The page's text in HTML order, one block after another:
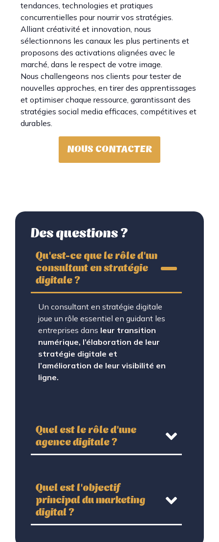
tendances, technologies et pratiques
concurrentielles pour nourrir vos stratégies.
Alliant créativité et innovation, nous
sélectionnons les canaux les plus pertinents et
proposons des activations alignées avec le
marché, dans le respect de votre image.
Nous challengeons nos clients pour tester de
nouvelles approches, en tirer des apprentissages
et optimiser chaque ressource, garantissant des
stratégies social media efficaces, compétitives et
durables.
NOUS CONTACTER
Des questions ?
Qu'est-ce que le rôle d'un
consultant en stratégie
digitale ?
Un consultant en stratégie digitale
joue un rôle essentiel en guidant les
entreprises dans leur transition
numérique, l’élaboration de leur
stratégie digitale et
l’amélioration de leur visibilité en
ligne.
Quel est le rôle d'une
agence digitale ?
Quel est l'objectif
principal du marketing
digital ?